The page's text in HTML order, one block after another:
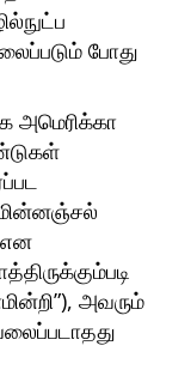
போது
அமெரிக்கா
என
), அவரும்